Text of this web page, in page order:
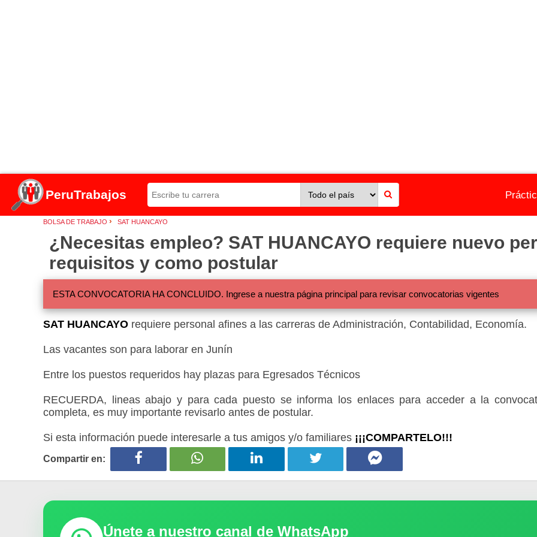
PeruTrabajos
BOLSA DE TRABAJO › SAT HUANCAYO
¿Necesitas empleo? SAT HUANCAYO requiere nuevo
requisitos y como postular
ESTA CONVOCATORIA HA CONCLUIDO. Ingrese a nuestra página principal para revisar convocatorias vigentes
SAT HUANCAYO requiere personal afines a las carreras de Administración, Contabilidad, Economía.
Las vacantes son para laborar en Junín
Entre los puestos requeridos hay plazas para Egresados Técnicos
RECUERDA, lineas abajo y para cada puesto se informa los enlaces para acceder a la
completa, es muy importante revisarlo antes de postular.
Si esta información puede interesarle a tus amigos y/o familiares ¡¡¡COMPARTELO!!!
Compartir en:
Únete a nuestro canal de WhatsApp